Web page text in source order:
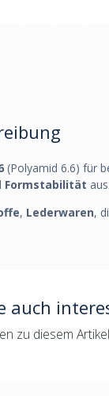
(Polyamid 6.6) für
Formstabilität
, Lederwaren,
auch
zu diesem Artikel